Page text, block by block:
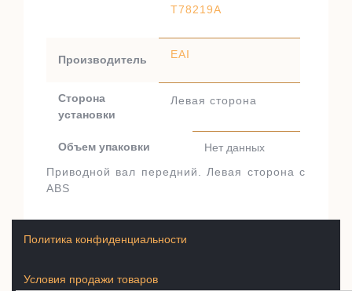
T78219A
Производитель EAI
Сторона
установки
Левая сторона
Объем упаковки
Нет данных
Приводной вал передний. Левая сторона с
ABS
Условия продажи товаров
Политика конфиденциальности